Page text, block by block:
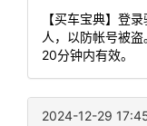
【买车宝典】登
人，以防帐号被
20分钟内有效。
2024-12-29